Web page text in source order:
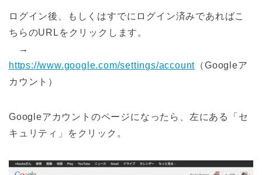
ログイン後、もしくはすでにログイン済みであればこ
ちらのURLをクリックします。
→
https://www.google.com/settings/account （Googleア
カウント）
Googleアカウントのページになったら、左にある「セ
キュリティ」をクリック。